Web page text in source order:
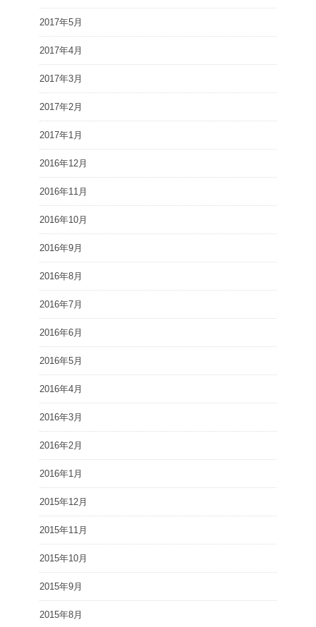
2017年5月
2017年4月
2017年3月
2017年2月
2017年1月
2016年12月
2016年11月
2016年10月
2016年9月
2016年8月
2016年7月
2016年6月
2016年5月
2016年4月
2016年3月
2016年2月
2016年1月
2015年12月
2015年11月
2015年10月
2015年9月
2015年8月